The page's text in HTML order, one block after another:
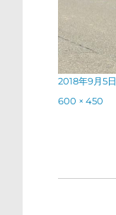
投
稿
2018年9月5日
フ
600 × 450